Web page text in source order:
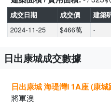
成交日期 成交價 建築
2024-11-25
$466萬 -
日出康城成交數據
日出康城 海瑅灣I 1A座 (康
將軍澳